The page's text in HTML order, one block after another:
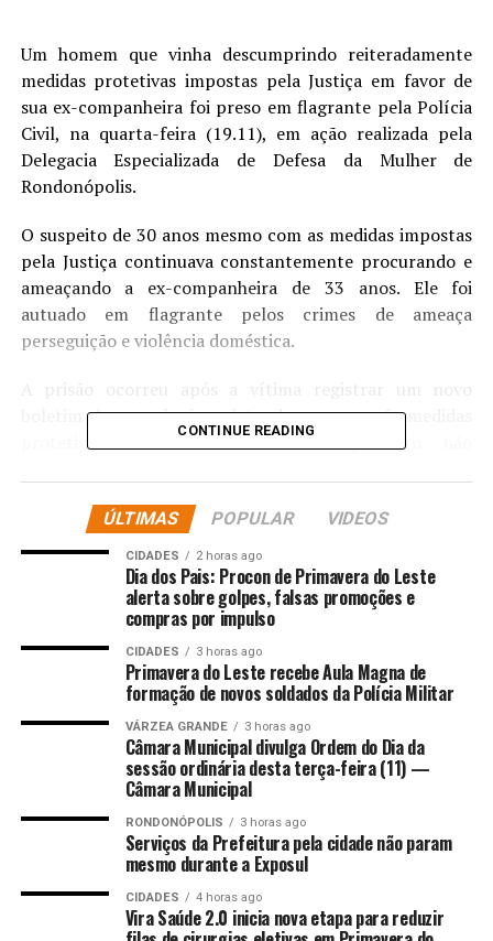
Um homem que vinha descumprindo reiteradamente
medidas protetivas impostas pela Justiça em favor de
sua ex-companheira foi preso em flagrante pela Polícia
Civil, na quarta-feira (19.11), em ação realizada pela
Delegacia Especializada de Defesa da Mulher de
Rondonópolis.
O suspeito de 30 anos mesmo com as medidas impostas
pela Justiça continuava constantemente procurando e
ameaçando a ex-companheira de 33 anos. Ele foi
autuado em flagrante pelos crimes de ameaça
perseguição e violência doméstica.
boletim de ocorrência, relatando que possuía medidas
protetivas, no entanto o ex-companheiro não
Ela informou que já havia registrado outro boletim de
que, no dia anterior aos fatos, recebeu novas ameaças
enviadas por meio do aplicativo WhatsApp,
provenientes de um número desconhecido. As últimas
mensagens foram encaminhadas por volta das 08 horas
do dia que ela registrou o boletim de ocorrência.
Diante dos fatos, os policiais realizaram diligências
conseguindo localizar o suspeito, que foi conduzido à
delegacia e autuado em flagrante pelo crime. Ele foi
encaminhado para audiência de custódia, onde a prisão
em flagrante foi convertida em prisão preventiva,
ficando o preso à disposição da Justiça.
Policia Civil MT – MT
CONTINUE READING
ÚLTIMAS POPULAR VIDEOS
CIDADES 2 horas ago
Dia dos Pais: Procon de Primavera do Leste
alerta sobre golpes, falsas promoções e
compras por impulso
CIDADES 3 horas ago
Primavera do Leste recebe Aula Magna de
formação de novos soldados da Polícia Militar
VÁRZEA GRANDE 3 horas ago
Câmara Municipal divulga Ordem do Dia da
sessão ordinária desta terça-feira (11) —
Câmara Municipal
RONDONÓPOLIS 3 horas ago
Serviços da Prefeitura pela cidade não param
mesmo durante a Exposul
CIDADES 4 horas ago
Vira Saúde 2.0 inicia nova etapa para reduzir